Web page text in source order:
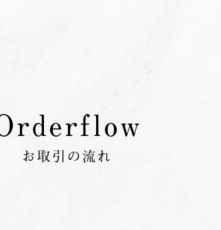
お取引の流れ